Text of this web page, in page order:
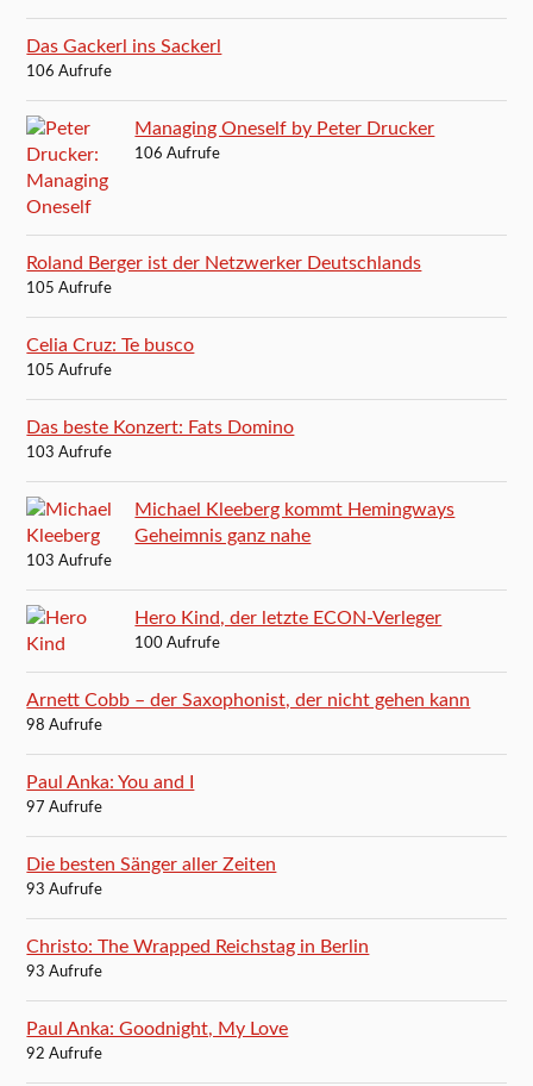
Das Gackerl ins Sackerl
106 Aufrufe
Managing Oneself by Peter Drucker
106 Aufrufe
Roland Berger ist der Netzwerker Deutschlands
105 Aufrufe
Celia Cruz: Te busco
105 Aufrufe
Das beste Konzert: Fats Domino
103 Aufrufe
Michael Kleeberg kommt Hemingways
Geheimnis ganz nahe
103 Aufrufe
Hero Kind, der letzte ECON-Verleger
100 Aufrufe
Arnett Cobb – der Saxophonist, der nicht gehen kann
98 Aufrufe
Paul Anka: You and I
97 Aufrufe
Die besten Sänger aller Zeiten
93 Aufrufe
Christo: The Wrapped Reichstag in Berlin
93 Aufrufe
Paul Anka: Goodnight, My Love
92 Aufrufe